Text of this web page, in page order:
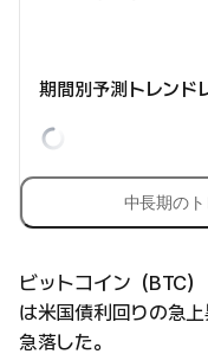
期間別予測トレンド
中長期の
ビットコイン（BTC）
は米国債利回りの急
急落した。